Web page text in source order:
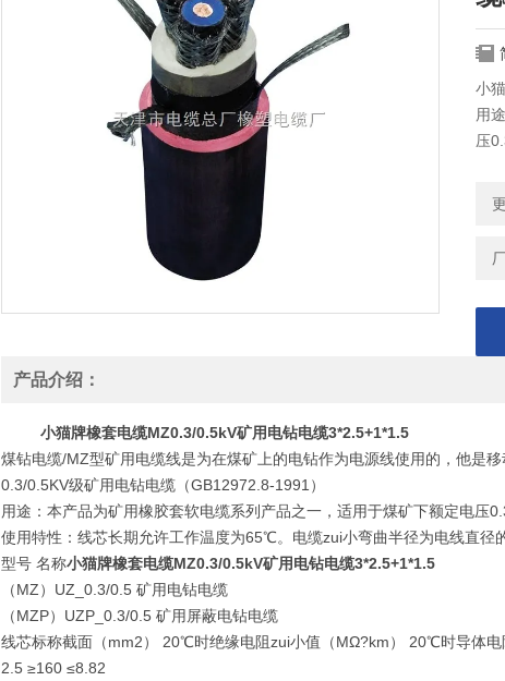
小
用
压
使
产品介绍：
小猫牌橡套电缆MZ0.3/0.5kV矿用电钻电缆3*2.5+1*1.5
煤钻电缆/MZ型矿用电缆线是为在煤矿上的电钻作为电源线使用的，他是
0.3/0.5KV级矿用电钻电缆（GB12972.8-1991）
用途：本产品为矿用橡胶套软电缆系列产品之一，适用于煤矿下额定电压
使用特性：线芯长期允许工作温度为65℃。电缆zui小弯曲半径为电线直径
型号 名称小猫牌橡套电缆MZ0.3/0.5kV矿用电钻电缆3*2.5+1*1.5
（MZ）UZ_0.3/0.5 矿用电钻电缆
（MZP）UZP_0.3/0.5 矿用屏蔽电钻电缆
线芯标称截面（mm2） 20℃时绝缘电阻zui小值（MΩ?km） 20℃时导体电
2.5 ≥160 ≤8.82